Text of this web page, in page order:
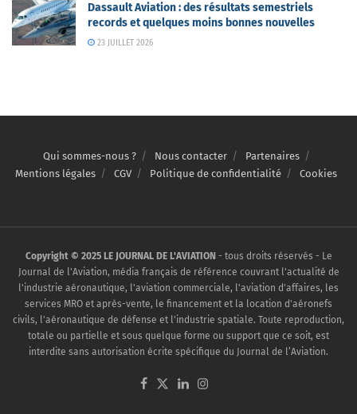
Dassault Aviation : des résultats semestriels
records et quelques moins bonnes nouvelles
23 JUILLET 2026
Qui sommes-nous ? Nous contacter
Partenaires
Mentions légales
CGV Politique de confidentialité Cookies
Copyright © 2025 LE JOURNAL DE L'AVIATION - tous droits réservés - Le
Journal de l'Aviation, média français de référence couvrant l'actualité de
l'industrie aéronautique, l'aviation commerciale, l'aviation d'affaires, les
services MRO et après-vente, le financement et la location d'aéronefs
civils, l'aéronautique de défense et l'industrie spatiale. Toute reproduction,
totale ou partielle et sous quelque forme ou support que ce soit, est
interdite sans autorisation écrite spécifique du Journal de l’Aviation.